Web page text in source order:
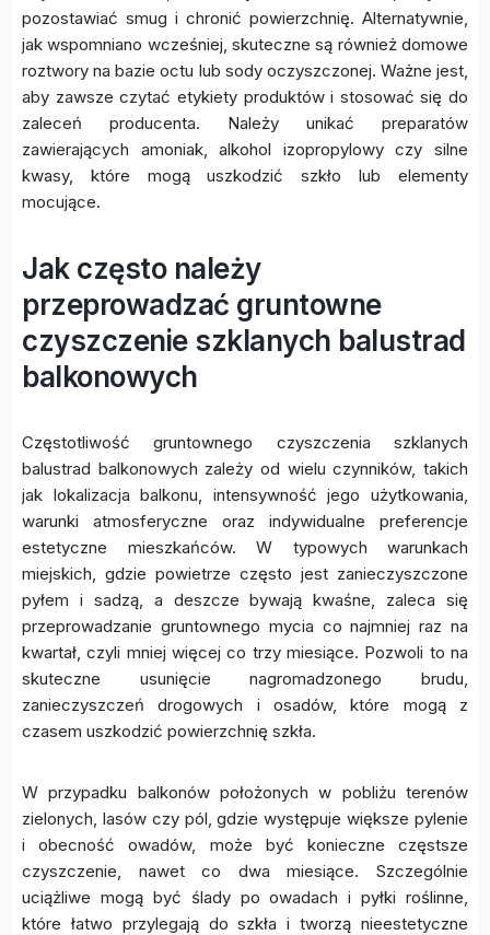
pozostawiać smug i chronić powierzchnię. Alternatywnie,
jak wspomniano wcześniej, skuteczne są również domowe
roztwory na bazie octu lub sody oczyszczonej. Ważne jest,
aby zawsze czytać etykiety produktów i stosować się do
zaleceń producenta. Należy unikać preparatów
zawierających amoniak, alkohol izopropylowy czy silne
kwasy, które mogą uszkodzić szkło lub elementy
mocujące.
Jak często należy
przeprowadzać gruntowne
czyszczenie szklanych balustrad
balkonowych
Częstotliwość gruntownego czyszczenia szklanych
balustrad balkonowych zależy od wielu czynników, takich
jak lokalizacja balkonu, intensywność jego użytkowania,
warunki atmosferyczne oraz indywidualne preferencje
estetyczne mieszkańców. W typowych warunkach
miejskich, gdzie powietrze często jest zanieczyszczone
pyłem i sadzą, a deszcze bywają kwaśne, zaleca się
przeprowadzanie gruntownego mycia co najmniej raz na
kwartał, czyli mniej więcej co trzy miesiące. Pozwoli to na
skuteczne usunięcie nagromadzonego brudu,
zanieczyszczeń drogowych i osadów, które mogą z
czasem uszkodzić powierzchnię szkła.
W przypadku balkonów położonych w pobliżu terenów
zielonych, lasów czy pól, gdzie występuje większe pylenie
i obecność owadów, może być konieczne częstsze
czyszczenie, nawet co dwa miesiące. Szczególnie
uciążliwe mogą być ślady po owadach i pyłki roślinne,
które łatwo przylegają do szkła i tworzą nieestetyczne